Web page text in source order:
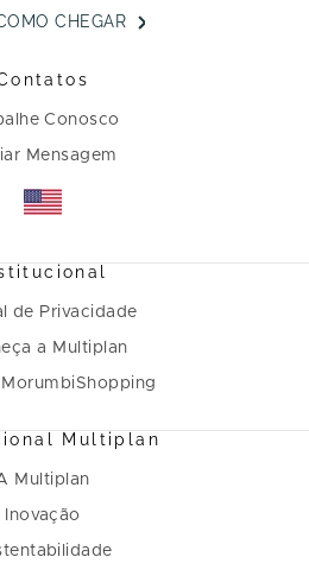
CHEGAR
Conosco
Mensagem
de Privacidade
a Multiplan
Multiplan
Multiplan
Inovação